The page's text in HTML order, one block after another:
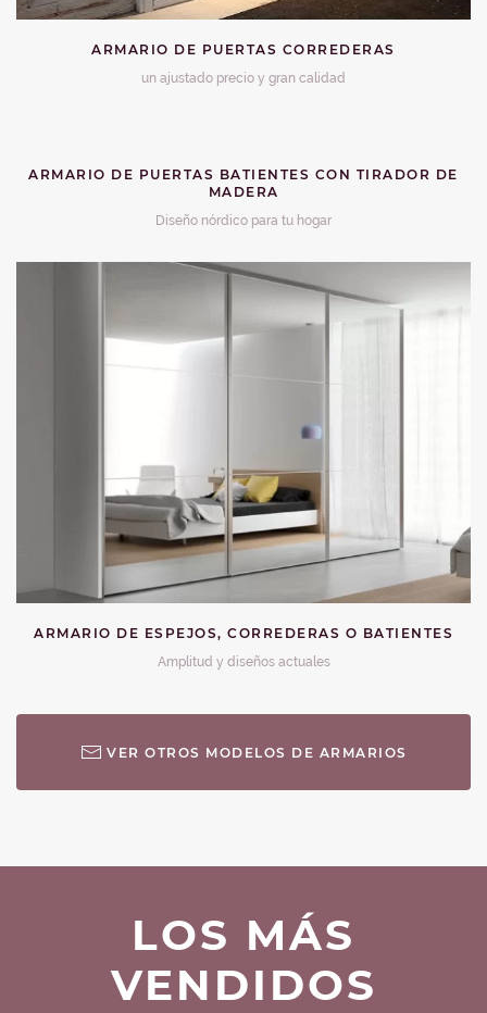
ARMARIO DE PUERTAS CORREDERAS
un ajustado precio y gran calidad
ARMARIO DE PUERTAS BATIENTES CON TIRADOR DE
MADERA
Diseño nórdico para tu hogar
ARMARIO DE ESPEJOS, CORREDERAS O BATIENTES
Amplitud y diseños actuales
VER OTROS MODELOS DE ARMARIOS
LOS MÁS
VENDIDOS